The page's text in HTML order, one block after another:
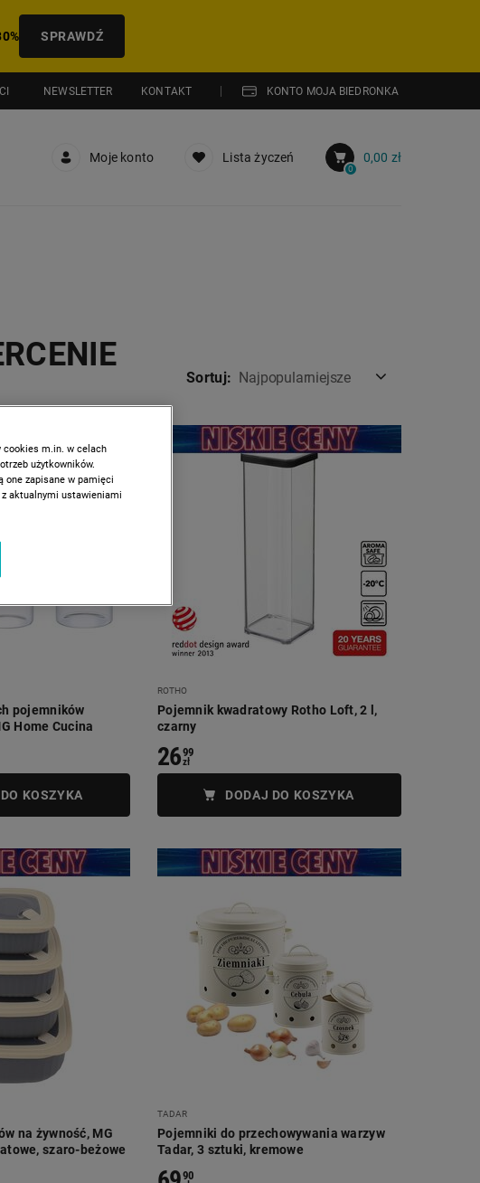
SPRAWDŹ
NEWSLETTER KONTAKT KONTO MOJA BIEDRONKA
Moje konto Lista życzeń
0
0,00 zł
Sortuj: Najpopularniejsze
pojemników
Home Cucina
KOSZYKA
ROTHO
Pojemnik kwadratowy Rotho Loft, 2 l,
czarny
2699
zł
DODAJ DO KOSZYKA
na żywność, MG
szaro-beżowe
TADAR
Pojemniki do przechowywania warzyw
Tadar, 3 sztuki, kremowe
90
cookies m.in. w celach
użytkowników.
one zapisane w pamięci
z aktualnymi ustawieniami